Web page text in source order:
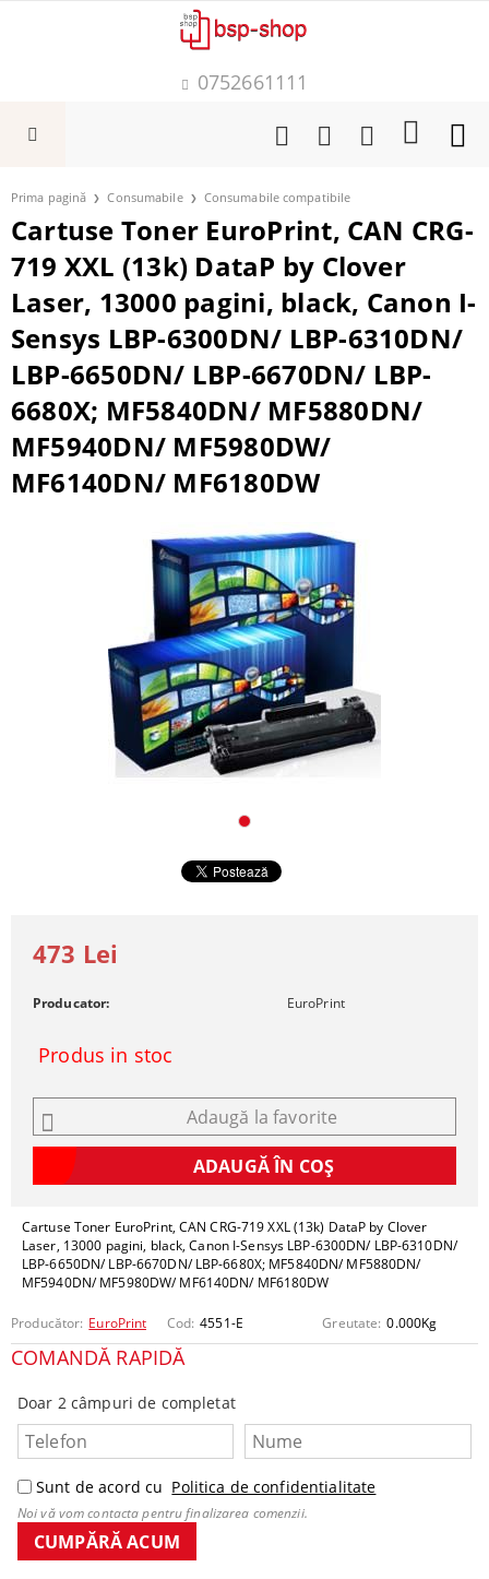
0752661111
Prima pagină Consumabile Consumabile compatibile
Cartuse Toner EuroPrint, CAN CRG-
719 XXL (13k) DataP by Clover
Laser, 13000 pagini, black, Canon I-
Sensys LBP-6300DN/ LBP-6310DN/
LBP-6650DN/ LBP-6670DN/ LBP-
6680X; MF5840DN/ MF5880DN/
MF5940DN/ MF5980DW/
MF6140DN/ MF6180DW
Cartuse Toner EuroPrint, CAN CRG-719 XXL (13k) DataP by Clover
Laser, 13000 pagini, black, Canon I-Sensys LBP-6300DN/ LBP-6310DN/
LBP-6650DN/ LBP-6670DN/ LBP-6680X; MF5840DN/ MF5880DN/
MF5940DN/ MF5980DW/ MF6140DN/ MF6180DW
Producător: EuroPrint Cod: 4551-E Greutate: 0.000Kg
COMANDĂ RAPIDĂ
Doar 2 câmpuri de completat
Sunt de acord cu Politica de confidentialitate
Noi vă vom contacta pentru finalizarea comenzii.
473 Lei
Producator: EuroPrint
Produs in stoc
Adaugă la favorite